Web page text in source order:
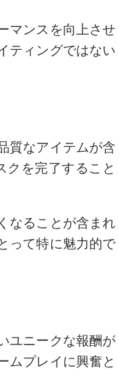
マンスを向上させ
ティングではない
質なアイテムが含
クを完了すること
なることが含まれ
って特に魅力的で
ユニークな報酬が
ムプレイに興奮と